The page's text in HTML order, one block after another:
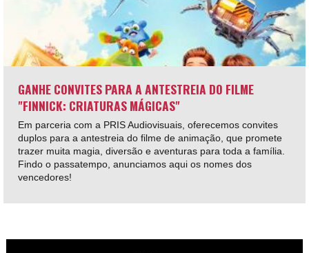
GANHE CONVITES PARA A ANTESTREIA DO FILME
"FINNICK: CRIATURAS MÁGICAS"
Em parceria com a PRIS Audiovisuais, oferecemos convites
duplos para a antestreia do filme de animação, que promete
trazer muita magia, diversão e aventuras para toda a família.
Findo o passatempo, anunciamos aqui os nomes dos
vencedores!